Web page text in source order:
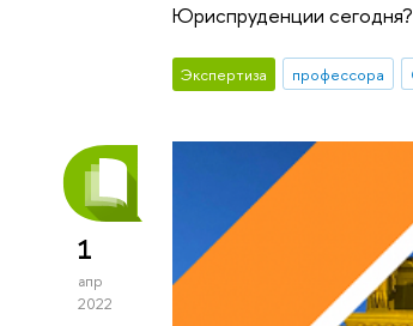
Юриспруденции сегодня?
Экспертиза профессора
1
апр
2022